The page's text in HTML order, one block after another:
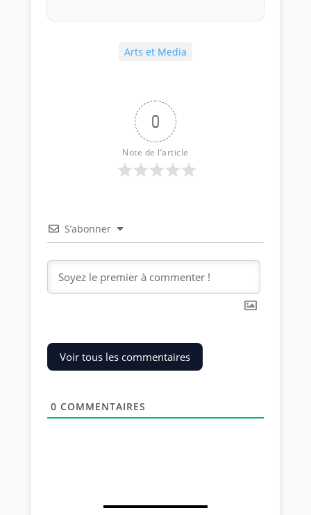
Arts et Media
0
Note de l’article
S’abonner
Voir tous les commentaires
0 COMMENTAIRES